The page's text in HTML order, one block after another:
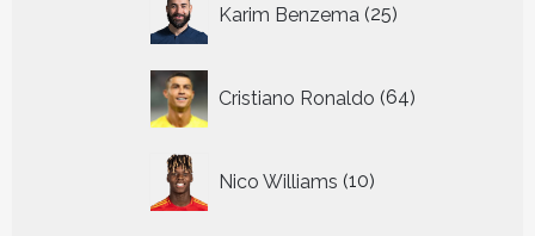
Karim Benzema 25
producten
Cristiano Ronaldo 64
producten
Nico Williams 10
producten